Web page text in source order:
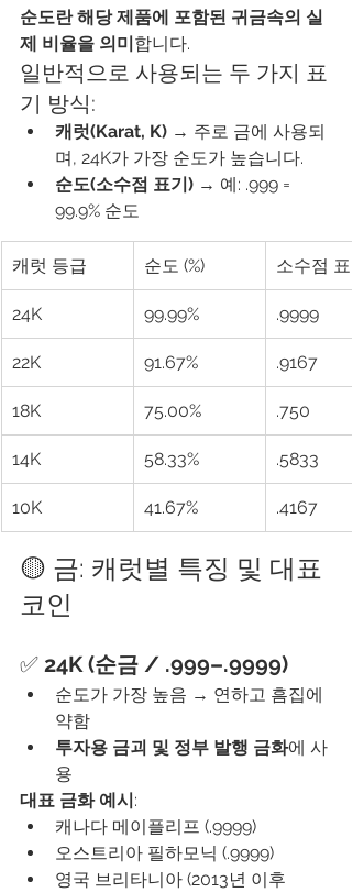
순도란 해당 제품에 포함된 귀금속의 실
제 비율을 의미합니다.
일반적으로 사용되는 두 가지 표
기 방식:
캐럿(Karat, K) → 주로 금에 사용되
며, 24K가 가장 순도가 높습니다.
순도(소수점 표기) → 예: .999 =
99.9% 순도
캐럿 등급 순도 (%) 소수점 표
24K 99.99% .9999
22K 91.67% .9167
18K 75.00% .750
14K 58.33% .5833
10K 41.67% .4167
🟡 금: 캐럿별 특징 및 대표
코인
✅ 24K (순금 / .999–.9999)
순도가 가장 높음 → 연하고 흠집에
약함
투자용 금괴 및 정부 발행 금화에 사
용
대표 금화 예시:
캐나다 메이플리프 (.9999)
오스트리아 필하모닉 (.9999)
영국 브리타니아 (2013년 이후